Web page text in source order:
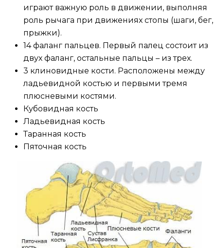
играют важную роль в движении, выполняя
роль рычага при движениях стопы (шаги, бег,
прыжки).
14 фаланг пальцев. Первый палец состоит из
двух фаланг, остальные пальцы – из трех.
3 клиновидные кости. Расположены между
ладьевидной костью и первыми тремя
плюсневыми костями.
Кубовидная кость
Ладьевидная кость
Таранная кость
Пяточная кость